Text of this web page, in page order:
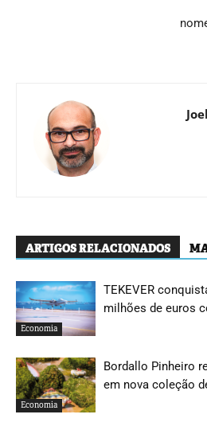
ARTIGOS RELACIONADOS
Economia
TEKEVER
milhões de euros
Economia
Bordallo Pinheiro
em nova coleção